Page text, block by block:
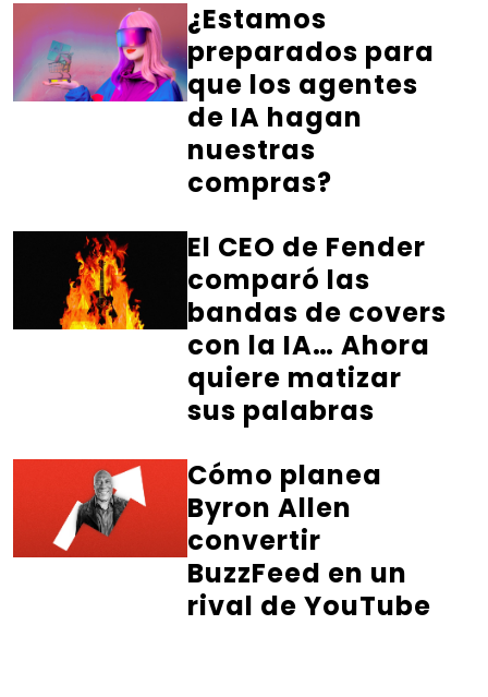
¿Estamos
preparados para
que los agentes
de IA hagan
nuestras
compras?
El CEO de Fender
comparó las
bandas de covers
con la IA… Ahora
quiere matizar
sus palabras
Cómo planea
Byron Allen
convertir
BuzzFeed en un
rival de YouTube